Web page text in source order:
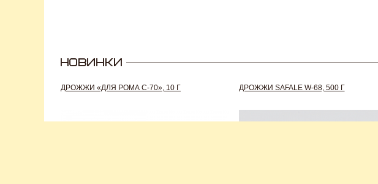
ДРОЖЖИ «ДЛЯ РОМА C-70», 10 Г ДРОЖЖИ SAFALE W-68, 500 Г